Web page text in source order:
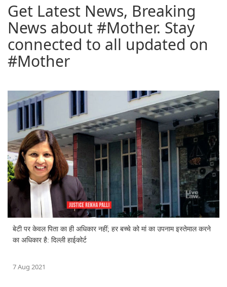
Get Latest News, Breaking
News about #Mother. Stay
connected to all updated on
#Mother
बेटी पर केवल पिता का ही अधिकार नहीं; हर बच्चे को मां का उपनाम इस्तेमाल करने
का अधिकार है: दिल्ली हाईकोर्ट
7 Aug 2021